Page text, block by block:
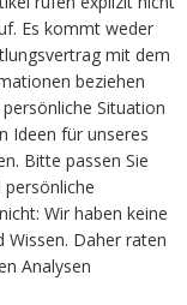
Es kommt weder
mit dem
beziehen
Situation
Ideen für unseres
Bitte passen Sie
persönliche
Wir haben keine
Wissen. Daher raten
Analysen